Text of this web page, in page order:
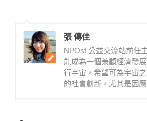
張 傳佳
NPOst 公益交流站前任
能成為一個兼顧經濟發
行宇宙，希望可為宇宙
的社會創新，尤其是因